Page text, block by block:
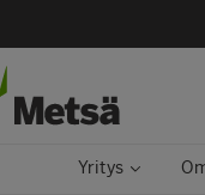
Yritys